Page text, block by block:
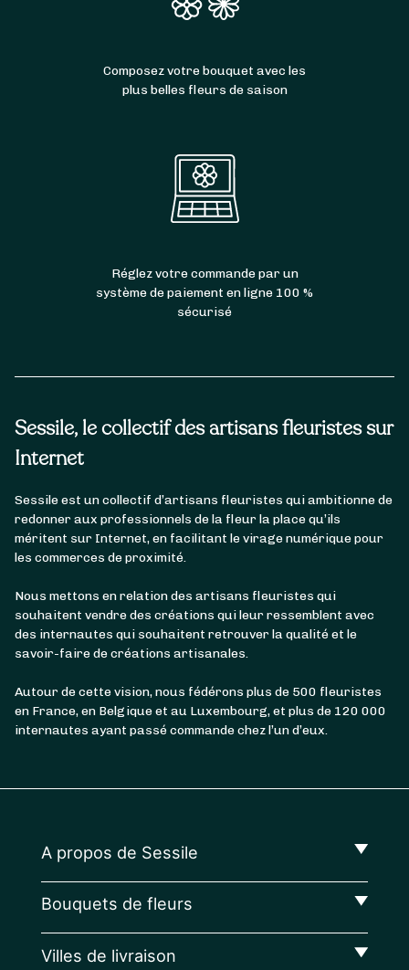
Sessile, le collectif des artisans fleuristes sur
Internet
Sessile est un collectif d’artisans fleuristes qui ambitionne de
redonner aux professionnels de la fleur la place qu’ils
méritent sur Internet, en facilitant le virage numérique pour
les commerces de proximité.
Nous mettons en relation des artisans fleuristes qui
souhaitent vendre des créations qui leur ressemblent avec
des internautes qui souhaitent retrouver la qualité et le
savoir-faire de créations artisanales.
Autour de cette vision, nous fédérons plus de 500 fleuristes
en France, en Belgique et au Luxembourg, et plus de 120 000
internautes ayant passé commande chez l’un d’eux.
Composez votre bouquet avec les
plus belles fleurs de saison
Réglez votre commande par un
système de paiement en ligne 100 %
sécurisé
A propos de Sessile
Bouquets de fleurs
Villes de livraison